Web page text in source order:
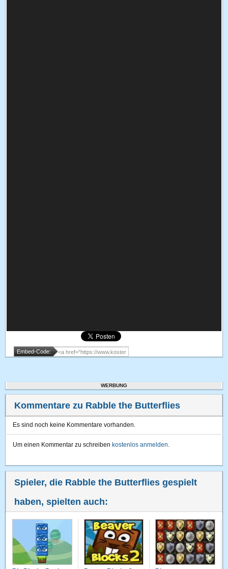
Embed-Code:
WERBUNG
Kommentare zu Rabble the Butterflies
Es sind noch keine Kommentare vorhanden.
Um einen Kommentar zu schreiben kostenlos anmelden.
Spieler, die Rabble the Butterflies gespielt
haben, spielten auch: